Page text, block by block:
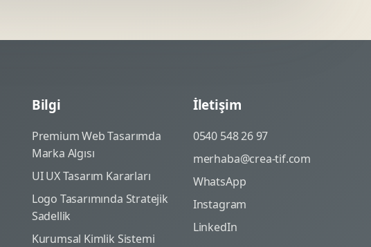
Bilgi
Premium Web Tasarımda
Marka Algısı
UI UX Tasarım Kararları
Logo Tasarımında Stratejik
Sadellik
Kurumsal Kimlik Sistemi
İletişim
0540 548 26 97
merhaba@crea-tif.com
WhatsApp
Instagram
LinkedIn